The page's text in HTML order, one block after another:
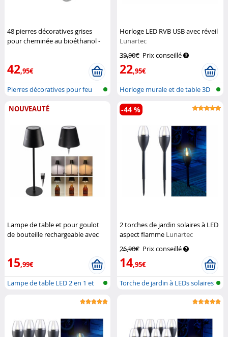
48 pierres décoratives grises
pour cheminée au bioéthanol -
42,95€
Pierres décoratives pour feu
Horloge LED RVB USB avec réveil
Lunartec
39,90€ Prix conseillé
22,95€
Horloge murale et de table 3D
avec...
NOUVEAUTÉ
Lampe de table et pour goulot
de bouteille rechargeable avec
15,99€
Lampe de table LED 2 en 1 et
2 torches de jardin solaires à LED
aspect flamme Lunartec
26,90€ Prix conseillé
14,95€
-44 %
Torche de jardin à LEDs solaires